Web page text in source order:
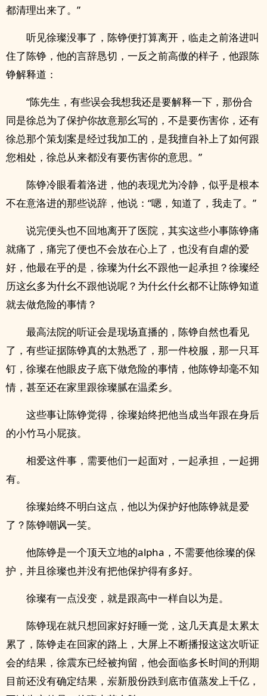
都清理出来了。”
听见徐璨没事了，陈铮便打算离开，临走之前洛进叫
住了陈铮，他的言辞恳切，一反之前高傲的样子，他跟陈
铮解释道：
“陈先生，有些误会我想我还是要解释一下，那份合
同是徐总为了保护你故意那幺写的，不是要伤害你，还有
徐总那个策划案是经过我加工的，是我擅自补上了如何跟
您相处，徐总从来都没有要伤害你的意思。”
陈铮冷眼看着洛进，他的表现尤为冷静，似乎是根本
不在意洛进的那些说辞，他说：“嗯，知道了，我走了。”
说完便头也不回地离开了医院，其实这些小事陈铮痛
就痛了，痛完了便也不会放在心上了，也没有自虐的爱
好，他最在乎的是，徐璨为什幺不跟他一起承担？徐璨经
历这幺多为什幺不跟他说呢？为什幺什幺都不让陈铮知道
就去做危险的事情？
最高法院的听证会是现场直播的，陈铮自然也看见
了，有些证据陈铮真的太熟悉了，那一件校服，那一只耳
钉，徐璨在他眼皮子底下做危险的事情，他陈铮却毫不知
情，甚至还在家里跟徐璨腻在温柔乡。
这些事让陈铮觉得，徐璨始终把他当成当年跟在身后
的小竹马小屁孩。
相爱这件事，需要他们一起面对，一起承担，一起拥
有。
徐璨始终不明白这点，他以为保护好他陈铮就是爱
了？陈铮嘲讽一笑。
他陈铮是一个顶天立地的alpha，不需要他徐璨的保
护，并且徐璨也并没有把他保护得有多好。
徐璨有一点没变，就是跟高中一样自以为是。
陈铮现在就只想回家好好睡一觉，这几天真是太累太
累了，陈铮走在回家的路上，大屏上不断播报这这次听证
会的结果，徐震东已经被拘留，他会面临多长时间的刑期
目前还没有确定结果，岽新股份跌到底市值蒸发上千亿，